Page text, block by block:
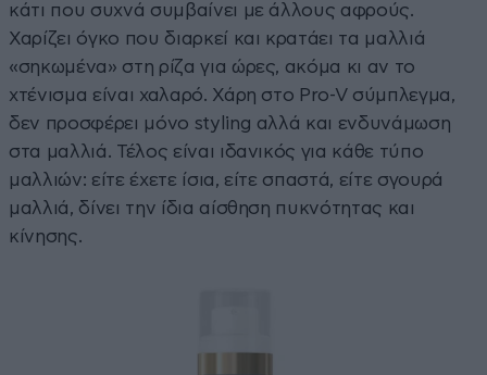
κάτι που συχνά συμβαίνει με άλλους αφρούς.
Χαρίζει όγκο που διαρκεί και κρατάει τα μαλλιά
«σηκωμένα» στη ρίζα για ώρες, ακόμα κι αν το
χτένισμα είναι χαλαρό. Χάρη στο Pro-V σύμπλεγμα,
δεν προσφέρει μόνο styling αλλά και ενδυνάμωση
στα μαλλιά. Τέλος είναι ιδανικός για κάθε τύπο
μαλλιών: είτε έχετε ίσια, είτε σπαστά, είτε σγουρά
μαλλιά, δίνει την ίδια αίσθηση πυκνότητας και
κίνησης.